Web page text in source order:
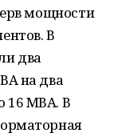
мощности
В
два
на два
16 МВА. В